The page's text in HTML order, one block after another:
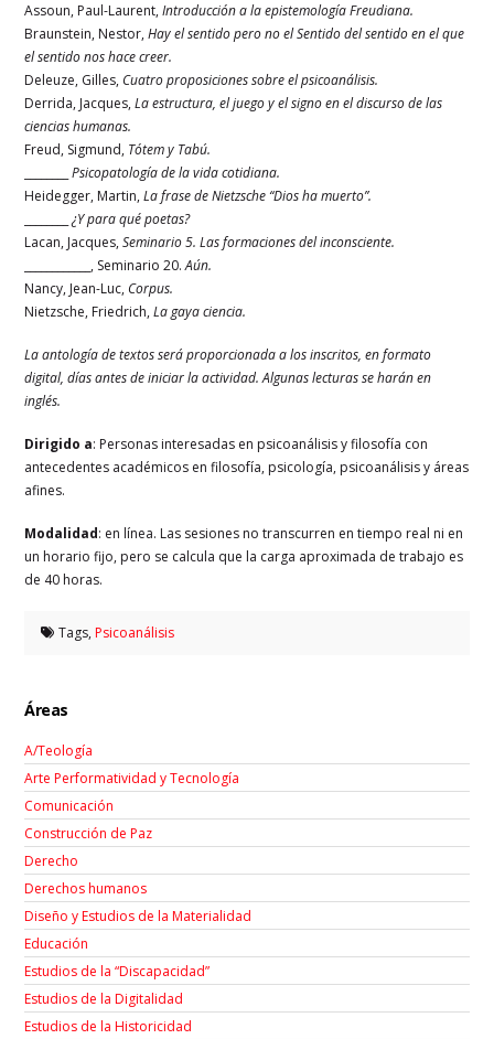
Assoun, Paul-Laurent,Introducción a la epistemología Freudiana.
Braunstein, Nestor,Hay el sentido pero no el Sentido del sentido en el que
el sentido nos hace creer.
Deleuze, Gilles, Cuatro proposiciones sobre el psicoanálisis.
Derrida, Jacques,La estructura, el juego y el signo en el discurso de las
ciencias humanas.
Freud, Sigmund, Tótem y Tabú.
________Psicopatología de la vida cotidiana.
Heidegger, Martin,La frase de Nietzsche “Dios ha muerto”.
________¿Y para qué poetas?
Lacan, Jacques,Seminario 5. Las formaciones del inconsciente.
____________, Seminario 20.Aún.
Nancy, Jean-Luc, Corpus.
Nietzsche, Friedrich,La gaya ciencia.
La antología de textos será proporcionada a los inscritos, en formato
digital, días antes de iniciar la actividad. Algunas lecturas se harán en
inglés.
Dirigido a: Personas interesadas en psicoanálisis y filosofía con
antecedentes académicos en filosofía, psicología, psicoanálisis y áreas
afines.
Modalidad: en línea. Las sesiones no transcurren en tiempo real ni en
un horario fijo, pero se calcula que la carga aproximada de trabajo es
de 40 horas.
Tags,Psicoanálisis
Áreas
A/Teología
Arte Performatividad y Tecnología
Comunicación
Construcción de Paz
Derecho
Derechos humanos
Diseño y Estudios de la Materialidad
Educación
Estudios de la “Discapacidad”
Estudios de la Digitalidad
Estudios de la Historicidad